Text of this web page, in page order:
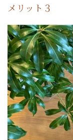
メリット３